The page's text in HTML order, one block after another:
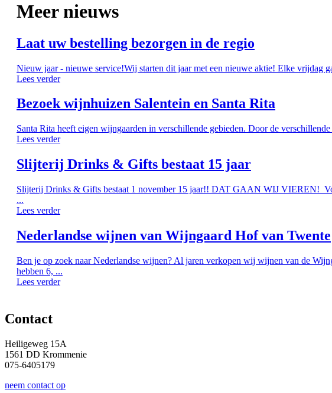
Meer nieuws
Laat uw bestelling bezorgen in de regio
Nieuw jaar - nieuwe service!Wij starten dit jaar met een nieuwe aktie! Elke vrijdag
Lees verder
Bezoek wijnhuizen Salentein en Santa Rita
Santa Rita heeft eigen wijngaarden in verschillende gebieden. Door de
Lees verder
Slijterij Drinks & Gifts bestaat 15 jaar
Slijterij Drinks & Gifts bestaat 1 november 15 jaar!! DAT GAAN WIJ VIEREN!
...
Lees verder
Nederlandse wijnen van Wijngaard Hof van Twente
Ben je op zoek naar Nederlandse wijnen? Al jaren verkopen wij wijnen van de
hebben 6, ...
Lees verder
Contact
Heiligeweg 15A
1561 DD Krommenie
075-6405179
neem contact op